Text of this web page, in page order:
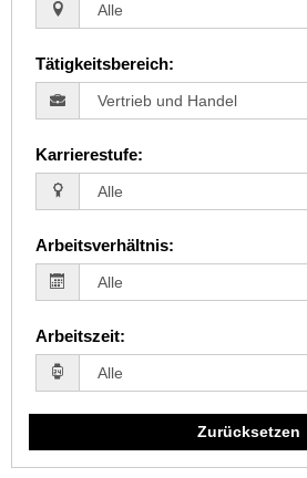
Tätigkeitsbereich:
Karrierestufe:
Arbeitsverhältnis:
Arbeitszeit:
Zurücksetzen